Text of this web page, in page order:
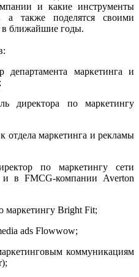
и какие инструменты
а также поделятся своими
в ближайшие годы.
департамента маркетинга и
директора по маркетингу
отдела маркетинга и рекламы
по маркетингу сети
в FMCG-компании Averton
маркетингу Bright Fit;
ads Flowwow;
коммуникациям